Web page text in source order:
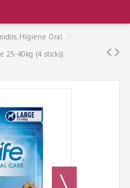
Higiene Oral
25-40kg (4 sticks)